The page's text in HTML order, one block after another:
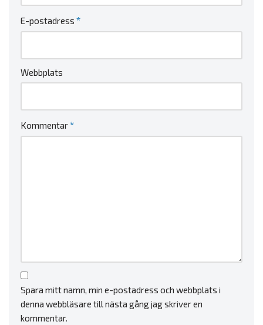
E-postadress *
Webbplats
Kommentar*
Spara mitt namn, min e-postadress och webbplats i
denna webbläsare till nästa gång jag skriver en
kommentar.